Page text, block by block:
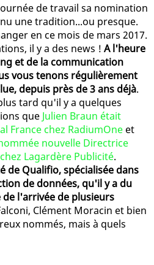
de travail sa nomination
une tradition...ou presque.
en ce mois de mars 2017.
il y a des news ! A l'heure
et de la communication
vous tenons régulièrement
depuis près de 3 ans déjà.
tard qu'il y a quelques
que Julien Braun était
France chez RadiumOne et
nouvelle Directrice
Lagardère Publicité.
de Qualifio, spécialisée dans
de données, qu'il y a du
l'arrivée de plusieurs
Clément Moracin et bien
nommés, mais à quels